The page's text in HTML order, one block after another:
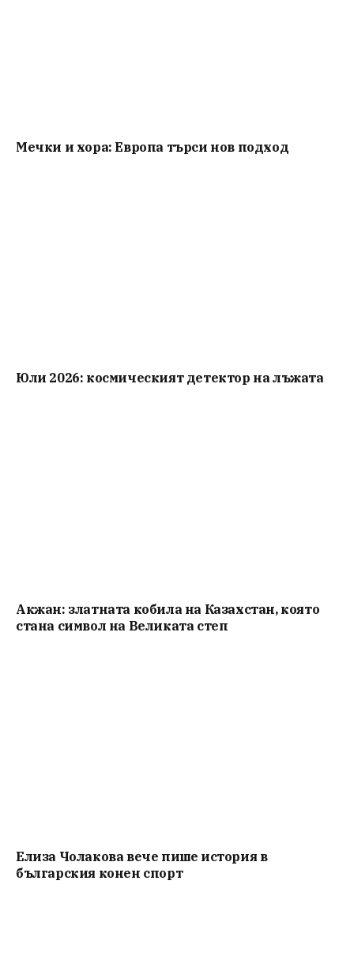
Мечки и хора: Европа търси нов подход
Юли 2026: космическият детектор на лъжата
Акжан: златната кобила на Казахстан, която
стана символ на Великата степ
Елиза Чолакова вече пише история в
българския конен спорт